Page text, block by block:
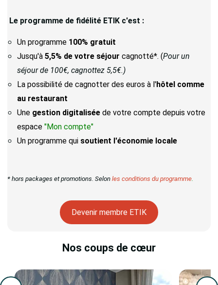
Le programme de fidélité ETIK c'est :
Un programme 100% gratuit
Jusqu'à 5,5% de votre séjour cagnotté*. (Pour un
séjour de 100€, cagnottez 5,5€.)
La possibilité de cagnotter des euros à l'hôtel comme
au restaurant
Une gestion digitalisée de votre compte depuis votre
espace "Mon compte"
Un programme qui soutient l'économie locale
* hors packages et promotions. Selon les conditions du programme
Devenir membre ETIK
Nos coups de cœur